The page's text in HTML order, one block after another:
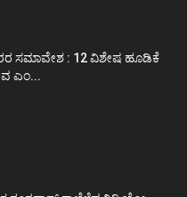
ಸಮಾವೇಶ : 12 ವಿಶೇಷ ಹೂಡಿಕೆ
ಎಂ...